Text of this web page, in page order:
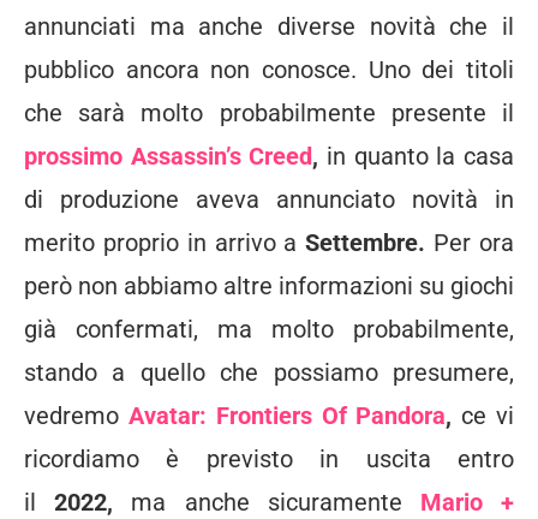
annunciati ma anche diverse novità che il
pubblico ancora non conosce. Uno dei titoli
che sarà molto probabilmente presente il
prossimo Assassin’s Creed, in quanto la casa
di produzione aveva annunciato novità in
merito proprio in arrivo aSettembre. Per ora
però non abbiamo altre informazioni su giochi
già confermati, ma molto probabilmente,
stando a quello che possiamo presumere,
vedremo Avatar: Frontiers Of Pandora, ce vi
ricordiamo è previsto in uscita entro
il2022, ma anche sicuramente Mario +